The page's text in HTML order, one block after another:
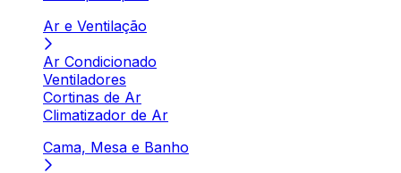
Ar e Ventilação
Ar Condicionado
Ventiladores
Cortinas de Ar
Climatizador de Ar
Cama, Mesa e Banho